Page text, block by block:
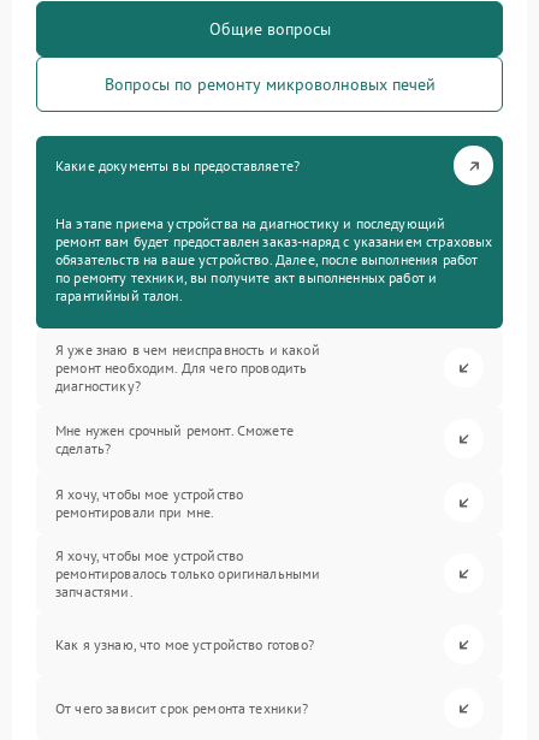
Общие вопросы
Вопросы по ремонту микроволновых печей
Какие документы вы предоставляете?
На этапе приема устройства на диагностику и последующий
ремонт вам будет предоставлен заказ-наряд с указанием страховых
обязательств на ваше устройство. Далее, после выполнения работ
по ремонту техники, вы получите акт выполненных работ и
гарантийный талон.
Я уже знаю в чем неисправность и какой
ремонт необходим. Для чего проводить
диагностику?
Мне нужен срочный ремонт. Сможете
сделать?
Я хочу, чтобы мое устройство
ремонтировали при мне.
Я хочу, чтобы мое устройство
ремонтировалось только оригинальными
запчастями.
Как я узнаю, что мое устройство готово?
От чего зависит срок ремонта техники?